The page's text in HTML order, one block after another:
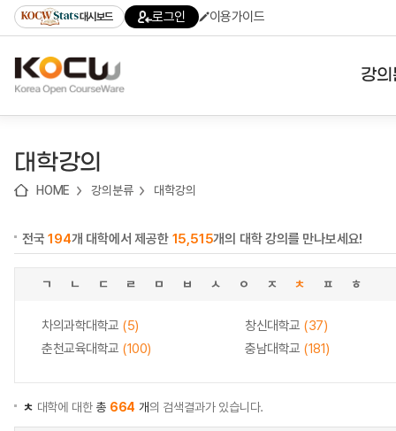
기
기
기
content)
가
대시보드 로그인 이용가이드
강
대학강의
HOME 강의분류 대학강의
전국194개 대학에서 제공한 15,515개의 대학 강의를 만나보세요!
ㄱ ㄴ ㄷ ㄹ ㅁ ㅂ ㅅ ㅇ ㅈ ㅊ ㅍ ㅎ
차의과학대학교 (5) 창신대학교 (37)
춘천교육대학교 (100) 충남대학교 (181)
ㅊ 대학에 대한총 664 개의 검색결과가 있습니다.